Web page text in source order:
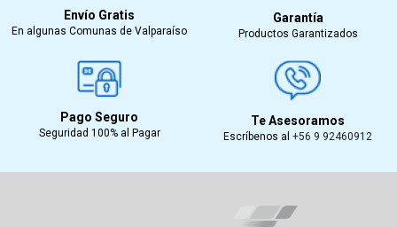
Envío Gratis
En algunas Comunas de Valparaíso
Garantía
Productos Garantizados
Pago Seguro
Seguridad 100% al Pagar
Te Asesoramos
Escríbenos al +56 9 92460912